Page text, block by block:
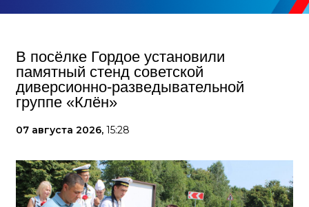
В посёлке Гордое установили
памятный стенд советской
диверсионно-разведывательной
группе «Клён»
07 августа 2026, 15:28